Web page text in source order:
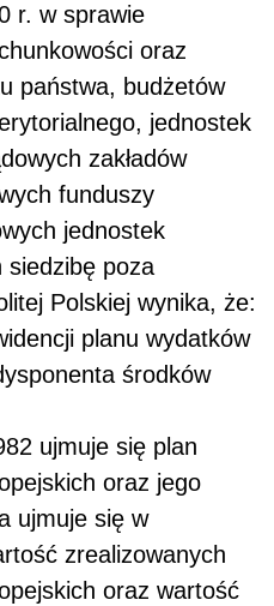
r. w sprawie
oraz
państwa, budżetów
jednostek
zakładów
funduszy
jednostek
siedzibę poza
Polskiej wynika, że:
planu wydatków
środków
ujmuje się plan
oraz jego
ujmuje się w
zrealizowanych
oraz wartość